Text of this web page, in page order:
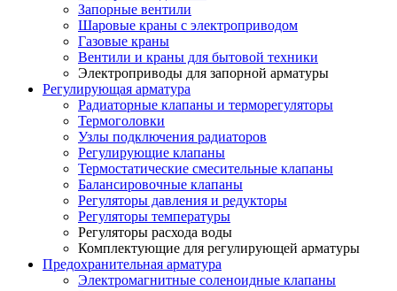
Запорные вентили
Шаровые краны с электроприводом
Газовые краны
Вентили и краны для бытовой техники
Электроприводы для запорной арматуры
Регулирующая арматура
Радиаторные клапаны и терморегуляторы
Термоголовки
Узлы подключения радиаторов
Регулирующие клапаны
Термостатические смесительные клапаны
Балансировочные клапаны
Регуляторы давления и редукторы
Регуляторы температуры
Регуляторы расхода воды
Комплектующие для регулирующей арматуры
Предохранительная арматура
Электромагнитные соленоидные клапаны